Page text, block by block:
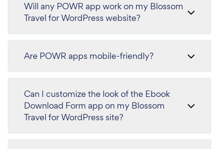
Will any POWR app work on my Blossom
Travel for WordPress website?
Are POWR apps mobile-friendly?
Can I customize the look of the Ebook
Download Form app on my Blossom
Travel for WordPress site?